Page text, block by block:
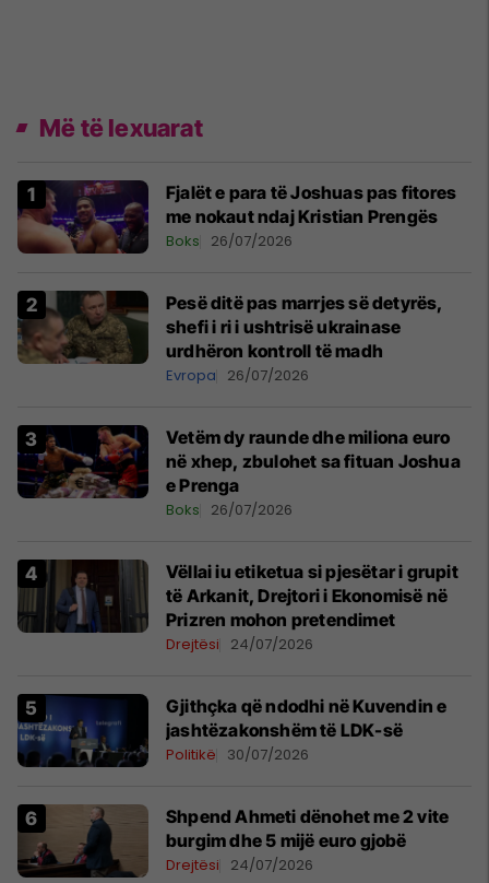
Më të lexuarat
Fjalët e para të Joshuas pas fitores
me nokaut ndaj Kristian Prengës
Boks 26/07/2026
Pesë ditë pas marrjes së detyrës,
shefi i ri i ushtrisë ukrainase
urdhëron kontroll të madh
Evropa 26/07/2026
Vetëm dy raunde dhe miliona euro
në xhep, zbulohet sa fituan Joshua
e Prenga
Boks 26/07/2026
Vëllai iu etiketua si pjesëtar i grupit
të Arkanit, Drejtori i Ekonomisë në
Prizren mohon pretendimet
Drejtësi 24/07/2026
Gjithçka që ndodhi në Kuvendin e
jashtëzakonshëm të LDK-së
Politikë 30/07/2026
Shpend Ahmeti dënohet me 2 vite
burgim dhe 5 mijë euro gjobë
Drejtësi 24/07/2026